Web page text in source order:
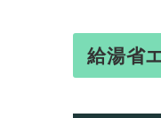
給湯省